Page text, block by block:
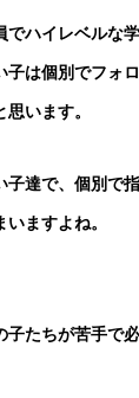
ハイレベルな
子は個別でフォ
います。
子達で、個別で
ますよね。
子たちが苦手で